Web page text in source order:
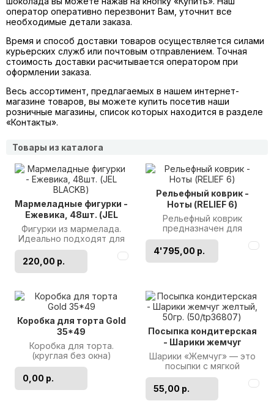
оператор оперативно перезвонит Вам, уточнит все
необходимые детали заказа.
Время и способ доставки товаров осуществляется силами
курьерских служб или почтовым отправлением. Точная
стоимость доставки расчитывается оператором при
оформлении заказа.
Весь ассортимент, предлагаемых в нашем интернет-
магазине товаров, вы можете купить посетив наши
розничные магазины, список которых находится в разделе
«Контакты».
Товары из каталога
Мармеладные фигурки -
Ежевика, 48шт. (JEL
BLACKB)
Фигурки из мармелада.
Идеально подходят для
украшения торта. Размер:
2,5см. Вес изделия: 7гр...
220,00 р.
Рельефный коврик -
Ноты (RELIEF 6)
Рельефный коврик
предназначен для
выпечки цветного
бордюра из бисквита.
Размер: 60*40см. Произ..
4'795,00 р.
Коробка для торта Gold
35*49
Коробка для торта.
(круглая без окна)
Размер: диаметр 35см.
Высота: 49см. Цвет:
Золото Произв..
0,00 р.
Посыпка кондитерская
- Шарики жемчуг
желтый, 50гр.
(50/tp36807)
Шарики «Жемчуг» — это
посыпки с мягкой
сердцевиной из
воздушного
экструзионного риса и
55,00 р.